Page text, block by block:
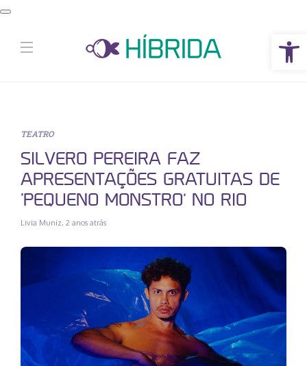
Abrir a barra de ferramentas
TEATRO
SILVERO PEREIRA FAZ
APRESENTAÇÕES GRATUITAS DE
‘PEQUENO MONSTRO’ NO RIO
Livia Muniz, 2 anos atrás